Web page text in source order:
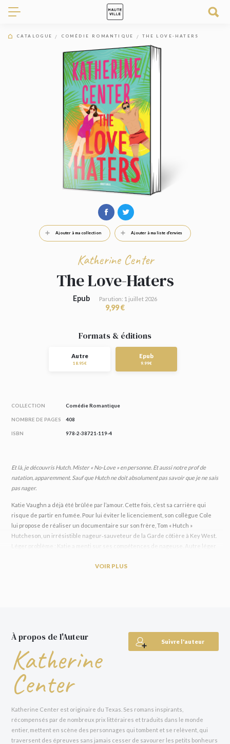
CATALOGUE COMÉDIE ROMANTIQUE THE LOVE-HATERS
Ajouter à ma collection Ajouter à ma liste d'envies
Katherine Center
The Love-Haters
Epub Parution: 1 juillet 2026
9,99 €
Formats & éditions
Autre
18.95€
Epub
9.99€
COLLECTION Comédie Romantique
NOMBRE DE PAGES 408
ISBN 978-2-38721-119-4
Et là, je découvris Hutch. Mister « No-Love » en personne. Et aussi notre prof de
natation, apparemment. Sauf que Hutch ne doit absolument pas savoir que je ne sais
pas nager.
Katie Vaughn a déjà été brûlée par l’amour. Cette fois, c’est sa carrière qui
risque de partir en fumée. Pour lui éviter le licenciement, son collègue Cole
lui propose de réaliser un documentaire sur son frère, Tom « Hutch »
Hutcheson, un irrésistible nageur‑sauveteur de la Garde côtière à Key West.
Léger problème : Katie a menti sur ses compétences de nageuse. Autre léger
sur le gâteau : les deux frères se détestent. Direction le « paradis », donc, où
« Un 10/10 absolu. Aussi drôle et tendre que les meilleures comédies
romantiques des années 1990, mais avec la profondeur bouleversante propre
à Katherine Center. J’aimerais pouvoir l’effacer de ma mémoire juste pour le
relire pour la première fois. Une dose de joie pure. »
People We Meet on Vacation.
« Une vraie ambiance à la Nora Ephron. »
m’a fait éclater de rire et m’évader, comme tous les romans
de Katherine Center savent si bien le faire. »
Jodi Picoult, autrice de
Mon nom
VOIR PLUS
Suivre l'auteur
À propos de l'Auteur
Katherine
Center
Katherine Center est originaire du Texas. Ses romans inspirants,
récompensés par de nombreux prix littéraires et traduits dans le monde
entier, mettent en scène des personnages qui tombent et se relèvent, qui
traversent des épreuves sans jamais cesser de savourer les petits bonheurs